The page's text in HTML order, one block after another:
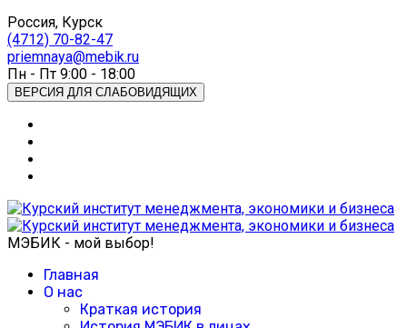
Россия, Курск
(4712) 70-82-47
priemnaya@mebik.ru
Пн - Пт 9:00 - 18:00
ВЕРСИЯ ДЛЯ СЛАБОВИДЯЩИХ
МЭБИК - мой выбор!
Главная
О нас
Краткая история